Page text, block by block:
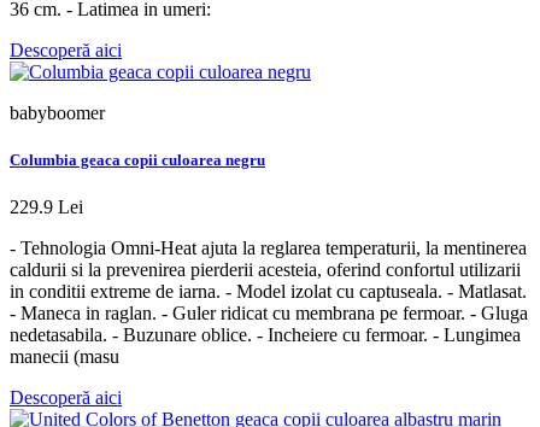
36 cm. - Latimea in umeri:
Descoperă aici
babyboomer
Columbia geaca copii culoarea negru
229.9 Lei
- Tehnologia Omni-Heat ajuta la reglarea temperaturii, la mentinerea
caldurii si la prevenirea pierderii acesteia, oferind confortul utilizarii
in conditii extreme de iarna. - Model izolat cu captuseala. - Matlasat.
- Maneca in raglan. - Guler ridicat cu membrana pe fermoar. - Gluga
nedetasabila. - Buzunare oblice. - Incheiere cu fermoar. - Lungimea
manecii (masu
Descoperă aici